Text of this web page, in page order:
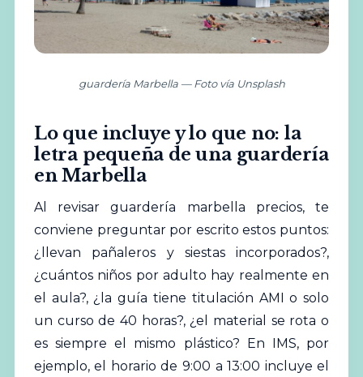
guardería Marbella — Foto vía Unsplash
Lo que incluye y lo que no: la
letra pequeña de una guardería
en Marbella
Al revisar guardería marbella precios, te
conviene preguntar por escrito estos puntos:
¿llevan pañaleros y siestas incorporados?,
¿cuántos niños por adulto hay realmente en
el aula?, ¿la guía tiene titulación AMI o solo
un curso de 40 horas?, ¿el material se rota o
es siempre el mismo plástico? En IMS, por
ejemplo, el horario de 9:00 a 13:00 incluye el